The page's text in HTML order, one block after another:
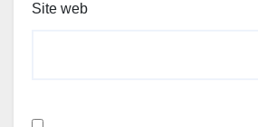
Site web